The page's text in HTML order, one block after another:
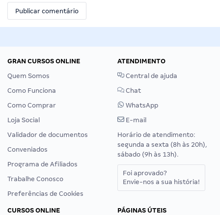
GRAN CURSOS ONLINE
Quem Somos
Como Funciona
Como Comprar
Loja Social
Validador de documentos
Conveniados
Programa de Afiliados
Trabalhe Conosco
Preferências de Cookies
ATENDIMENTO
Central de ajuda
Chat
WhatsApp
E-mail
Horário de atendimento:
segunda a sexta (8h às 20h),
sábado (9h às 13h).
Foi aprovado?
Envie-nos a sua história!
CURSOS ONLINE
PÁGINAS ÚTEIS